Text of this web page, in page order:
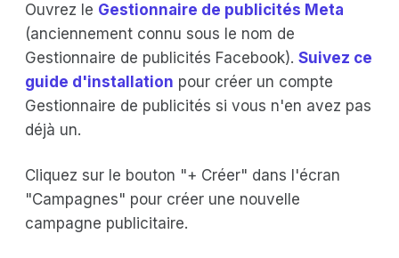
Ouvrez le Gestionnaire de publicités Meta
(anciennement connu sous le nom de
Gestionnaire de publicités Facebook). Suivez ce
guide d'installation pour créer un compte
Gestionnaire de publicités si vous n'en avez pas
déjà un.
Cliquez sur le bouton "+ Créer" dans l'écran
"Campagnes" pour créer une nouvelle
campagne publicitaire.